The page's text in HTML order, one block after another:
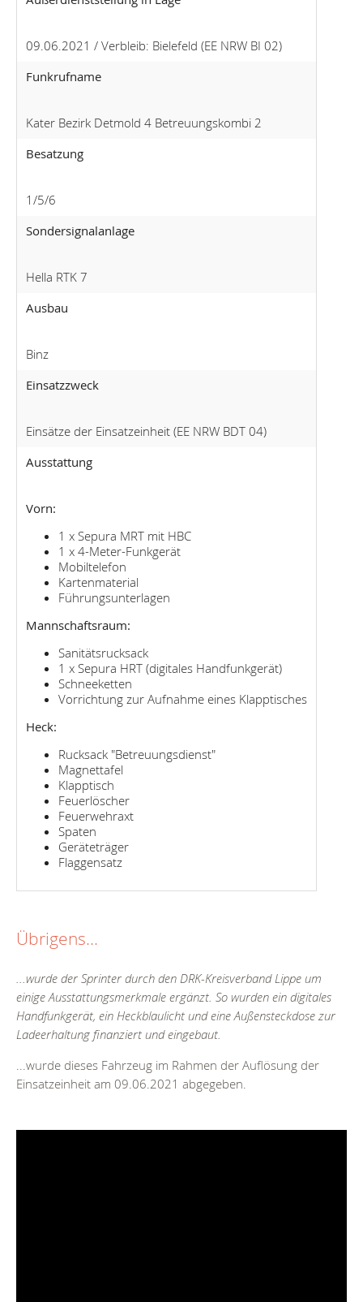
09.06.2021 / Verbleib: Bielefeld (EE NRW BI 02)
Funkrufname
Kater Bezirk Detmold 4 Betreuungskombi 2
Besatzung
1/5/6
Sondersignalanlage
Hella RTK 7
Ausbau
Binz
Einsatzzweck
Einsätze der Einsatzeinheit (EE NRW BDT 04)
Ausstattung
Vorn:
1 x Sepura MRT mit HBC
1 x 4-Meter-Funkgerät
Mobiltelefon
Kartenmaterial
Führungsunterlagen
Mannschaftsraum:
Sanitätsrucksack
1 x Sepura HRT (digitales Handfunkgerät)
Schneeketten
Vorrichtung zur Aufnahme eines Klapptisches
Heck:
Rucksack "Betreuungsdienst"
Magnettafel
Klapptisch
Feuerlöscher
Feuerwehraxt
Spaten
Geräteträger
Flaggensatz
Übrigens...
...wurde der Sprinter durch den DRK-Kreisverband Lippe um
einige Ausstattungsmerkmale ergänzt. So wurden ein digitales
Handfunkgerät, ein Heckblaulicht und eine Außensteckdose zur
Ladeerhaltung finanziert und eingebaut.
...wurde dieses Fahrzeug im Rahmen der Auflösung der
Einsatzeinheit am 09.06.2021 abgegeben.